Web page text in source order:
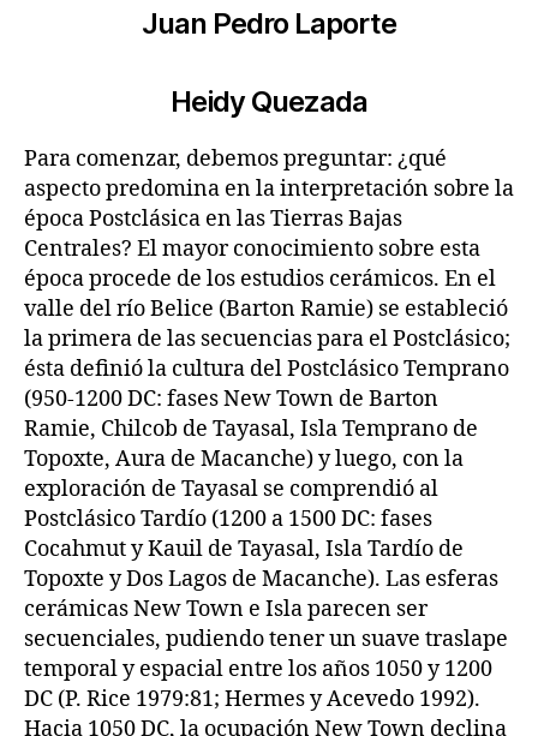
Juan Pedro Laporte
Heidy Quezada
Para comenzar, debemos preguntar: ¿qué
aspecto predomina en la interpretación sobre la
época Postclásica en las Tierras Bajas
Centrales? El mayor conocimiento sobre esta
época procede de los estudios cerámicos. En el
valle del río Belice (Barton Ramie) se estableció
la primera de las secuencias para el Postclásico;
ésta definió la cultura del Postclásico Temprano
(950-1200 DC: fases New Town de Barton
Ramie, Chilcob de Tayasal, Isla Temprano de
Topoxte, Aura de Macanche) y luego, con la
exploración de Tayasal se comprendió al
Postclásico Tardío (1200 a 1500 DC: fases
Cocahmut y Kauil de Tayasal, Isla Tardío de
Topoxte y Dos Lagos de Macanche). Las esferas
cerámicas New Town e Isla parecen ser
secuenciales, pudiendo tener un suave traslape
temporal y espacial entre los años 1050 y 1200
DC (P. Rice 1979:81; Hermes y Acevedo 1992).
Hacia 1050 DC, la ocupación New Town declina